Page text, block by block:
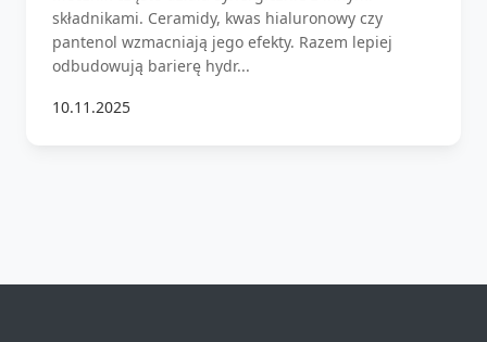
składnikami. Ceramidy, kwas hialuronowy czy
pantenol wzmacniają jego efekty. Razem lepiej
odbudowują barierę hydr...
10.11.2025